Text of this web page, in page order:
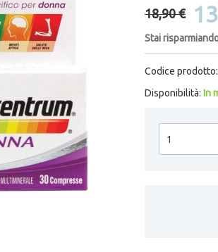
18,90 €
Stai
Codice prodotto:
Disponibilità: In